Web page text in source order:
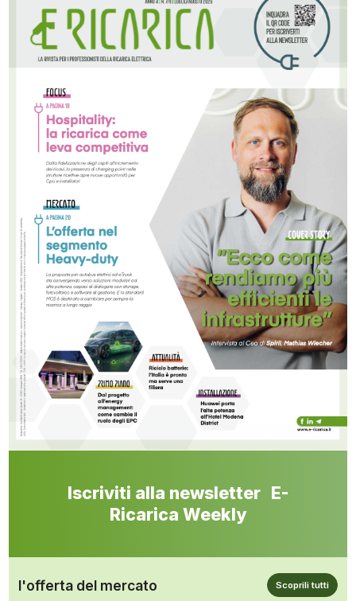
Iscriviti alla newsletter E-
Ricarica Weekly
l'offerta del mercato Scoprili tutti